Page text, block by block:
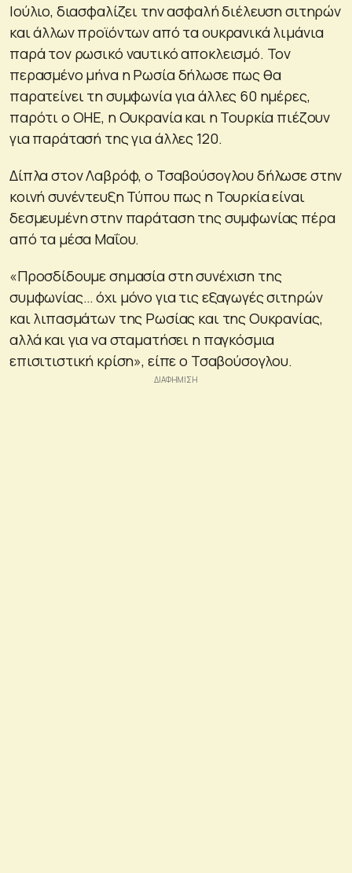
Ιούλιο, διασφαλίζει την ασφαλή διέλευση σιτηρών
και άλλων προϊόντων από τα ουκρανικά λιμάνια
παρά τον ρωσικό ναυτικό αποκλεισμό. Τον
περασμένο μήνα η Ρωσία δήλωσε πως θα
παρατείνει τη συμφωνία για άλλες 60 ημέρες,
παρότι ο ΟΗΕ, η Ουκρανία και η Τουρκία πιέζουν
για παράτασή της για άλλες 120.
Δίπλα στον Λαβρόφ, ο Τσαβούσογλου δήλωσε στην
κοινή συνέντευξη Τύπου πως η Τουρκία είναι
δεσμευμένη στην παράταση της συμφωνίας πέρα
από τα μέσα Μαΐου.
«Προσδίδουμε σημασία στη συνέχιση της
συμφωνίας… όχι μόνο για τις εξαγωγές σιτηρών
και λιπασμάτων της Ρωσίας και της Ουκρανίας,
αλλά και για να σταματήσει η παγκόσμια
επισιτιστική κρίση», είπε ο Τσαβούσογλου.